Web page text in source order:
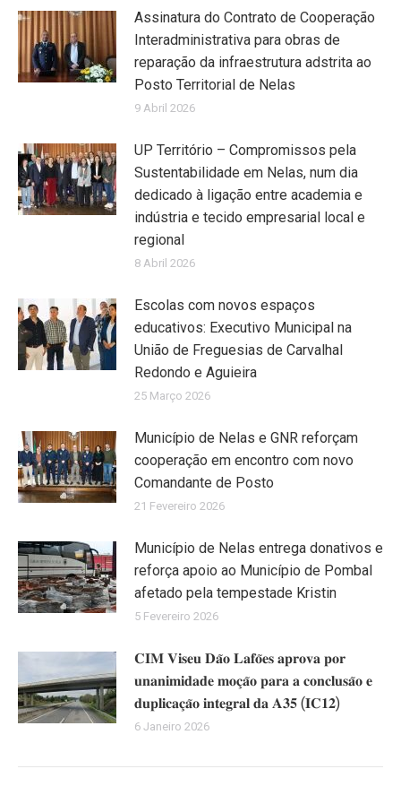
Assinatura do Contrato de Cooperação
Interadministrativa para obras de
reparação da infraestrutura adstrita ao
Posto Territorial de Nelas
9 Abril 2026
UP Território – Compromissos pela
Sustentabilidade em Nelas, num dia
dedicado à ligação entre academia e
indústria e tecido empresarial local e
regional
8 Abril 2026
Escolas com novos espaços
educativos: Executivo Municipal na
União de Freguesias de Carvalhal
Redondo e Aguieira
25 Março 2026
Município de Nelas e GNR reforçam
cooperação em encontro com novo
Comandante de Posto
21 Fevereiro 2026
Município de Nelas entrega donativos e
reforça apoio ao Município de Pombal
afetado pela tempestade Kristin
5 Fevereiro 2026
𝐂𝐈𝐌 𝐕𝐢𝐬𝐞𝐮 𝐃𝐚̃𝐨 𝐋𝐚𝐟𝐨̃𝐞𝐬 𝐚𝐩𝐫𝐨𝐯𝐚 𝐩𝐨𝐫
𝐮𝐧𝐚𝐧𝐢𝐦𝐢𝐝𝐚𝐝𝐞 𝐦𝐨𝐜̧𝐚̃𝐨 𝐩𝐚𝐫𝐚 𝐚 𝐜𝐨𝐧𝐜𝐥𝐮𝐬𝐚̃𝐨 𝐞
𝐝𝐮𝐩𝐥𝐢𝐜𝐚𝐜̧𝐚̃𝐨 𝐢𝐧𝐭𝐞𝐠𝐫𝐚𝐥 𝐝𝐚 𝐀𝟑𝟓 (𝐈𝐂𝟏𝟐)
6 Janeiro 2026